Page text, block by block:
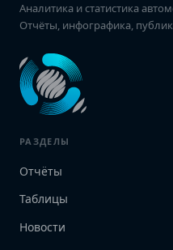
Аналитика и статистика
Отчёты, инфографика,
РАЗДЕЛЫ
Отчёты
Таблицы
Новости